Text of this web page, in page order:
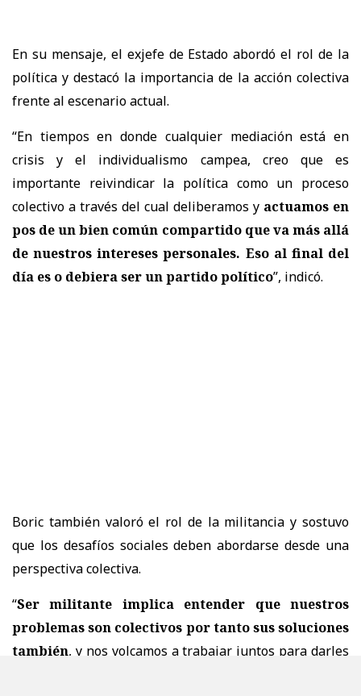
En su mensaje, el exjefe de Estado abordó el rol de la
política y destacó la importancia de la acción colectiva
frente al escenario actual.
“En tiempos en donde cualquier mediación está en
crisis y el individualismo campea, creo que es
importante reivindicar la política como un proceso
colectivo a través del cual deliberamos y actuamos en
pos de un bien común compartido que va más allá
de nuestros intereses personales. Eso al final del
día es o debiera ser un partido político”, indicó.
Boric también valoró el rol de la militancia y sostuvo
que los desafíos sociales deben abordarse desde una
perspectiva colectiva.
“Ser militante implica entender que nuestros
problemas son colectivos por tanto sus soluciones
también, y nos volcamos a trabajar juntos para darles